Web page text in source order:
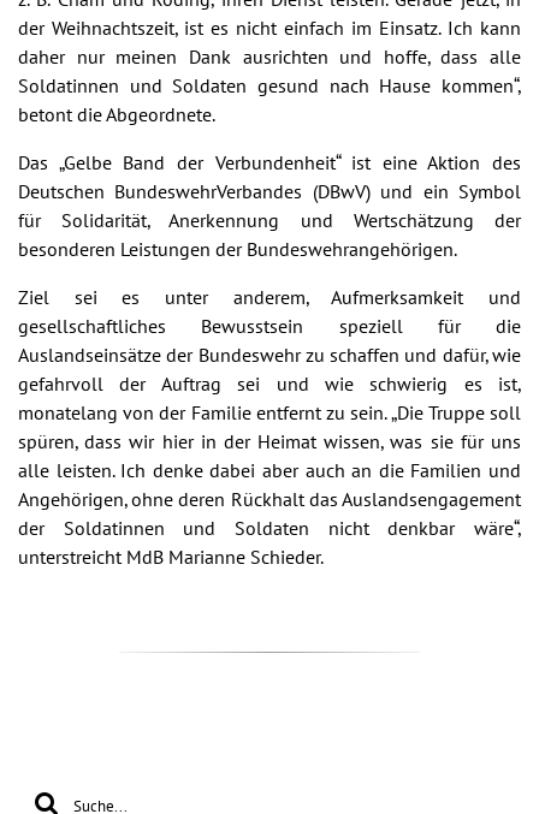
der Weihnachtszeit, ist es nicht einfach im Einsatz. Ich kann
daher nur meinen Dank ausrichten und hoffe, dass alle
Soldatinnen und Soldaten gesund nach Hause kommen“,
betont die Abgeordnete.
Das „Gelbe Band der Verbundenheit“ ist eine Aktion des
Deutschen BundeswehrVerbandes (DBwV) und ein Symbol
für Solidarität, Anerkennung und Wertschätzung der
besonderen Leistungen der Bundeswehrangehörigen.
Ziel sei es unter anderem, Aufmerksamkeit und
gesellschaftliches Bewusstsein speziell für die
Auslandseinsätze der Bundeswehr zu schaffen und dafür, wie
gefahrvoll der Auftrag sei und wie schwierig es ist,
monatelang von der Familie entfernt zu sein. „Die Truppe soll
spüren, dass wir hier in der Heimat wissen, was sie für uns
alle leisten. Ich denke dabei aber auch an die Familien und
Angehörigen, ohne deren Rückhalt das Auslandsengagement
der Soldatinnen und Soldaten nicht denkbar wäre“,
unterstreicht MdB Marianne Schieder.